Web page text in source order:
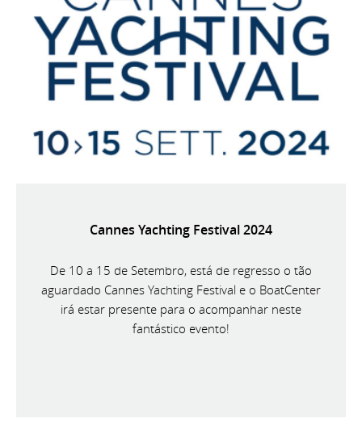
Cannes Yachting Festival 2024
De 10 a 15 de Setembro, está de regresso o tão
aguardado Cannes Yachting Festival e o BoatCenter
irá estar presente para o acompanhar neste
fantástico evento!